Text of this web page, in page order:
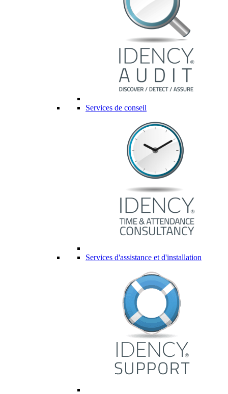
Services de conseil
Services d'assistance et d'installation